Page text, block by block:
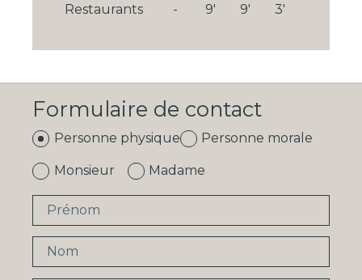
Restaurants - 9' 9' 3'
Formulaire de contact
Personne physique Personne morale
Monsieur Madame
Prénom
Nom